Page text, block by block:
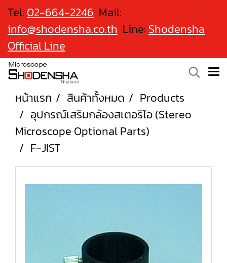
Tel: 02-664-2246 Mail:
info@shodensha.co.th Line: Shodensha
Official Line
หน้าแรก สินค้าทั้งหมด
Products
อุปกรณ์เสริมกล้องสเตอริโอ (Stereo
Microscope Optional Parts)
F-JIST